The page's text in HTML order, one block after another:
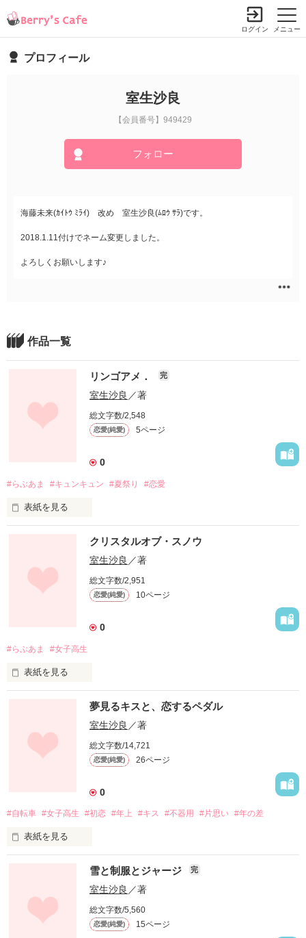
メニュー
ログイン
プロフィール
室生沙良
【会員番号】949429
フォロー
海藤未来(ｶｲﾄｳ ﾐﾗｲ) 改め 室生沙良(ﾑﾛｳ ｻﾗ)です。
2018.1.11付けでネーム変更しました。
よろしくお願いします♪
作品一覧
リンゴアメ． 完
室生沙良 ／著
総文字数/2,548
恋愛(純愛) 5ページ
0
#らぶあま #キュンキュン #夏祭り #恋愛
表紙を見る
+ short short story +
2300
クリスタルオブ・スノウ
室生沙良 ／著
総文字数/2,951
恋愛(純愛) 10ページ
0
#らぶあま #女子高生
表紙を見る
大好きなひと
今、私が
「ずっと好きだった」って言ったら
夢見るキスと、恋するペダル
室生沙良 ／著
総文字数/14,721
恋愛(純愛) 26ページ
0
#自転車 #女子高生 #初恋 #年上 #キス #不器用 #片思い #年の差
表紙を見る
涙を見せてしまった日から
ふたりの秘密が始まった。
雪と制服とジャージ 完
室生沙良 ／著
総文字数/5,560
恋愛(純愛) 15ページ